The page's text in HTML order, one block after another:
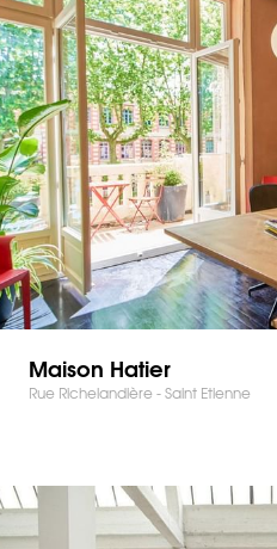
Maison Hatier
Rue Richelandière - Saint Etienne